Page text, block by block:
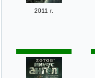
2011 г.